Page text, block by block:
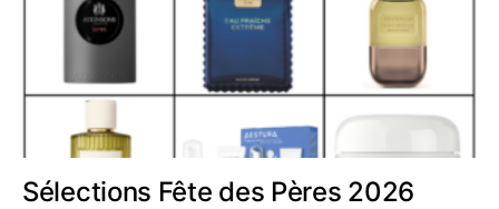
Sélections Fête des Pères 2026